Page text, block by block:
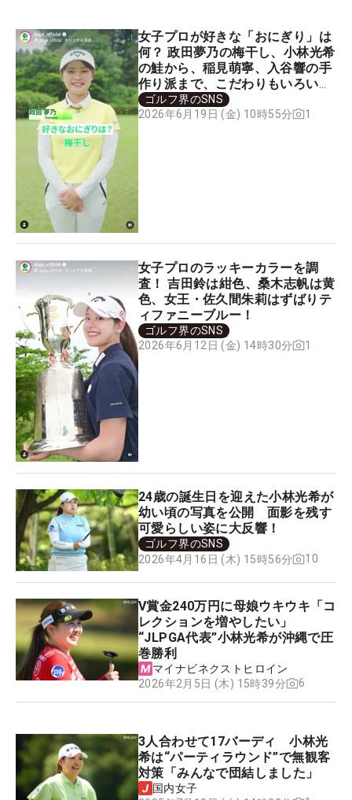
女子プロが好きな「おにぎり」は
何？ 政田夢乃の梅干し、小林光希
の鮭から、稲見萌寧、入谷響の手
作り派まで、こだわりもいろい
ろ…
ゴルフ界のSNS
2026年6月19日 (金) 10時55分
1
女子プロのラッキーカラーを調
査！ 吉田鈴は紺色、桑木志帆は黄
色、女王・佐久間朱莉はずばりテ
ィファニーブルー！
ゴルフ界のSNS
2026年6月12日 (金) 14時30分
1
24歳の誕生日を迎えた小林光希が
幼い頃の写真を公開 面影を残す
可愛らしい姿に大反響！
ゴルフ界のSNS
2026年4月16日 (木) 15時56分
10
V賞金240万円に母娘ウキウキ「コ
レクションを増やしたい」
“JLPGA代表”小林光希が沖縄で圧
巻勝利
マイナビネクストヒロイン
2026年2月5日 (木) 15時39分
6
3人合わせて17バーディ 小林光
希は“パーティラウンド”で無観客
対策「みんなで団結しました」
国内女子